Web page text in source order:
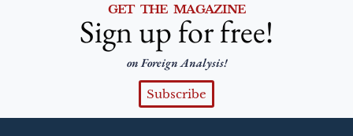
GET THE MAGAZINE
Sign up for free!
on Foreign Analysis!
Subscribe